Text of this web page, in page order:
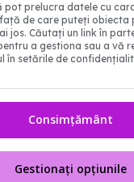
pot prelucra datele cu
de care puteți obiecta
jos. Căutați un link în
a gestiona sau a vă
în setările de
Consimțământ
Gestionați opțiunile